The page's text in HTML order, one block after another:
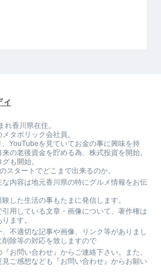
ィ
れ香川県在住。
タボリック会社員。
YouTubeを見ていてお金の事に興味を持
来の老後資金を貯める為、株式投資を開始。
も開始。
スタートでどこまで出来るのか。
な内容は地元香川県の特にグルメ情報をお伝
した生活の事もたまに発信します。
引用している文章・画像について、著作権は
ます。
、不適切な記事や画像、リンク等がありまし
削除等の対応を致しますので
『お問い合わせ』からご連絡下さい。また、
見ご感想なども『お問い合わせ』からお願い